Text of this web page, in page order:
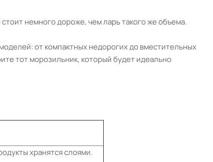
немного дороже, чем ларь такого же объема.
от компактных недорогих до вместительных
тот морозильник, который будет идеально
хранятся слоями.